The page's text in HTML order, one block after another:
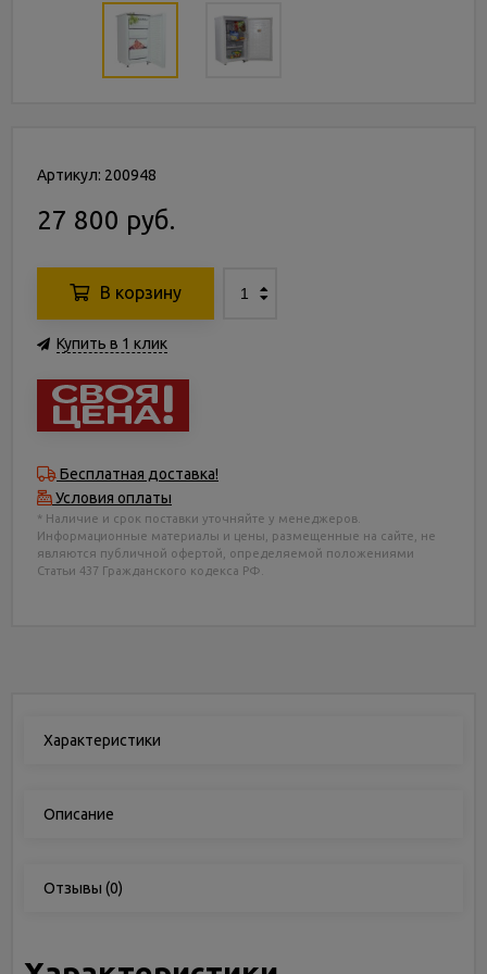
Артикул: 200948
27 800 руб.
В корзину
Купить в 1 клик
Бесплатная доставка!
Условия оплаты
* Наличие и срок поставки уточняйте у менеджеров.
Информационные материалы и цены, размещенные на сайте, не
являются публичной офертой, определяемой положениями
Статьи 437 Гражданского кодекса РФ.
Характеристики
Описание
Отзывы (0)